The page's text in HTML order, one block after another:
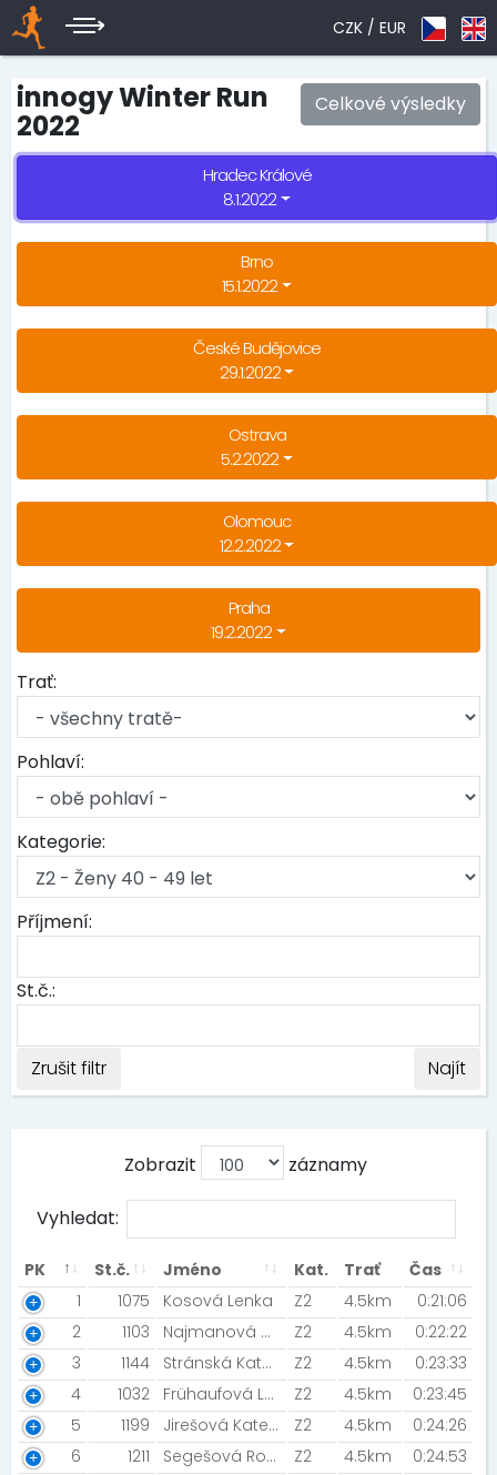
CZK / EUR
Celkové výsledky
innogy Winter Run
2022
Hradec Králové
8.1.2022
Brno
15.1.2022
České Budějovice
29.1.2022
Ostrava
5.2.2022
Olomouc
12.2.2022
Praha
19.2.2022
Trať:
Pohlaví:
Kategorie:
Příjmení:
St.č.:
Zrušit filtr Najít
Zobrazit záznamy
Vyhledat:
PK St.č. Jméno Kat. Trať
Čas
1
1075 Kosová Lenka Z2 4.5km
0:21:06
2
1103 Najmanová Marcela [Sokol Hradec Králové] Z2 4.5km
0:22:22
3
1144 Stránská Kateřina [Prostě běž] Z2 4.5km
0:23:33
4
1032 Frühaufová Lucie [Slabotaskadosveta] Z2 4.5km
0:23:45
5
1199 Jirešová Kateřina Z2 4.5km
0:24:26
6
1211 Segešová Romana [Běháme spolu] Z2 4.5km
0:24:53